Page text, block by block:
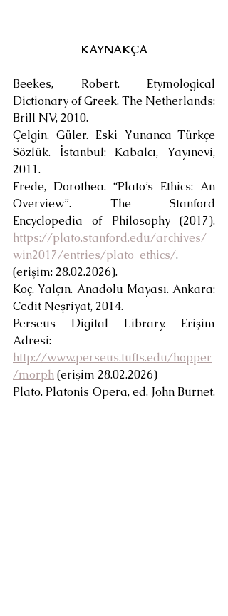
KAYNAKÇA
Beekes, Robert. Etymological
Dictionary of Greek. The Netherlands:
Brill NV, 2010.
Çelgin, Güler. Eski Yunanca-Türkçe
Sözlük. İstanbul: Kabalcı, Yayınevi,
2011.
Frede, Dorothea. “Plato’s Ethics: An
Overview”. The Stanford
https://plato.stanford.edu/archives/
win2017/entries/plato-ethics/.
(erişim: 28.02.2026).
Koç, Yalçın. Anadolu Mayası. Ankara:
Cedit Neşriyat, 2014.
Perseus Digital Library. Erişim
http://www.perseus.tufts.edu/hopper
/morph (erişim 28.02.2026)
Plato. Platonis Opera, ed. John Burnet.